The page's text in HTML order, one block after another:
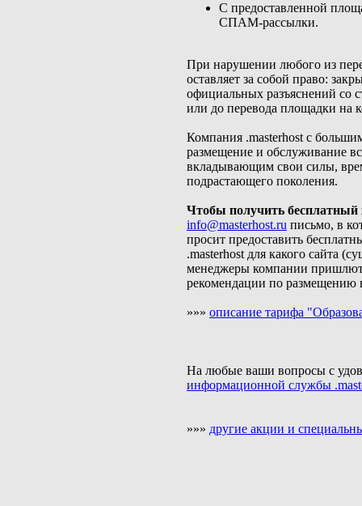
С предоставленной
СПАМ-рассылки.
При нарушении любого из
оставляет за собой право:
официальных разъяснений со
или до перевода площадки на
Компания .masterhost с
размещение и обслуживание
вкладывающим свои силы,
подрастающего поколения.
Чтобы получить бесплатный
info@masterhost.ru письмо, в
просит предоставить
.masterhost для какого сайта
менеджеры компании
рекомендации по размещению
»»» описание тарифа
На любые ваши вопросы с
информационной службы
»»» другие акции и